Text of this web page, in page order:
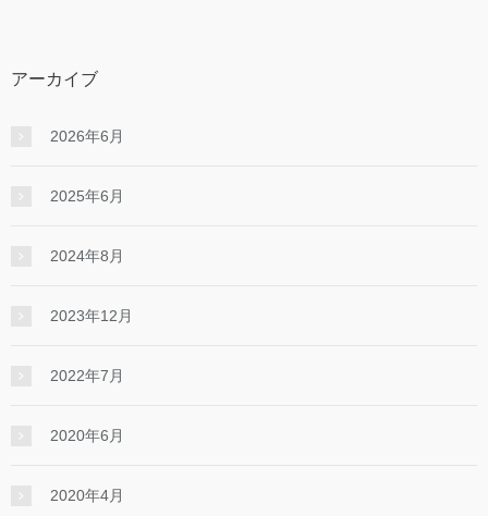
アーカイブ
2026年6月
2025年6月
2024年8月
2023年12月
2022年7月
2020年6月
2020年4月